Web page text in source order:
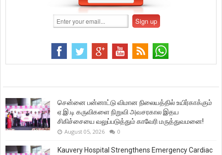
சென்னை பன்னாட்டு விமான நிலையத்தில் உயிர்காக்கும்
ஏ.இ.டி கருவிகளை நிறுவி அவசரகால இதய
சிகிச்சையை வலுப்படுத்தும் காவேரி மருத்துவமனை!
August 05, 2026 0
Kauvery Hospital Strengthens Emergency Cardiac